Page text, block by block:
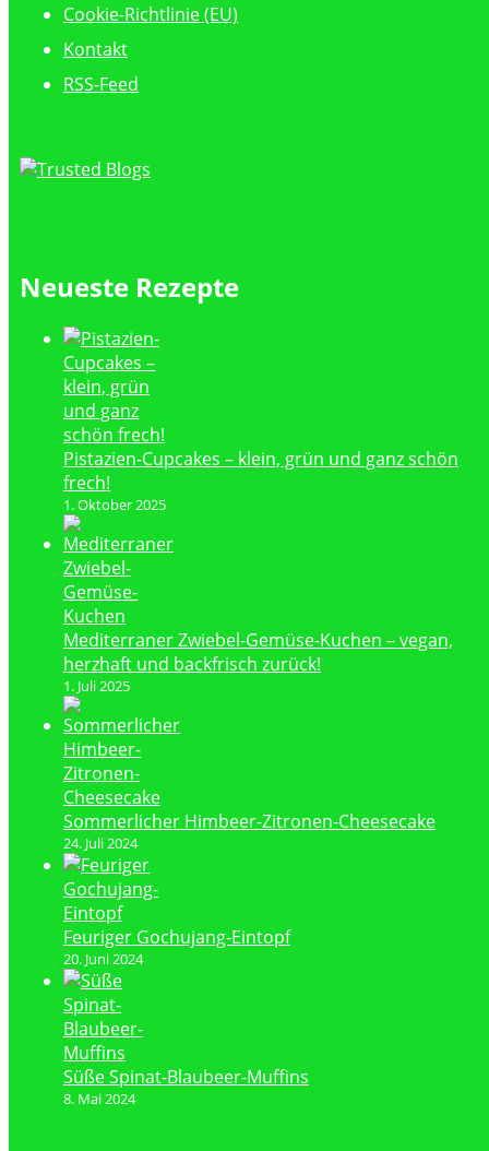
Cookie-Richtlinie (EU)
Kontakt
RSS-Feed
Neueste Rezepte
Pistazien-Cupcakes – klein, grün und ganz schön
frech!
1. Oktober 2025
Mediterraner Zwiebel-Gemüse-Kuchen – vegan,
herzhaft und backfrisch zurück!
1. Juli 2025
Sommerlicher Himbeer-Zitronen-Cheesecake
24. Juli 2024
Feuriger Gochujang-Eintopf
20. Juni 2024
Süße Spinat-Blaubeer-Muffins
8. Mai 2024